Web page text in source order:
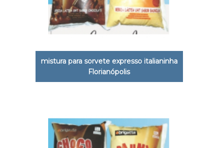
mistura para sorvete expresso italianinha
Florianópolis